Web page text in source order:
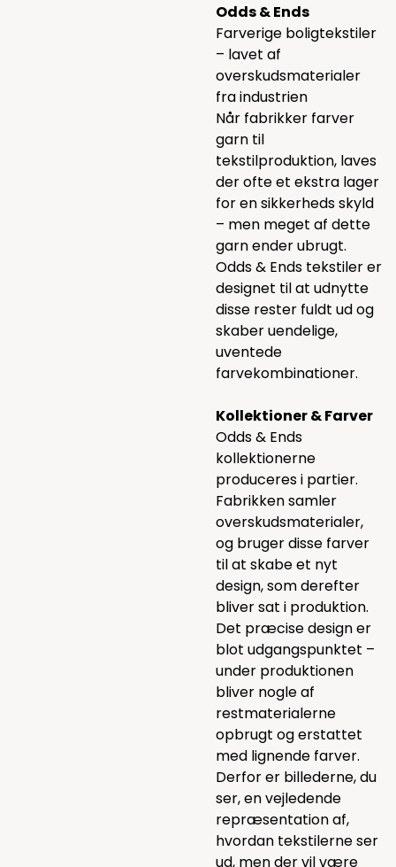
Odds & Ends
Farverige boligtekstiler
– lavet af
overskudsmaterialer
fra industrien
Når fabrikker farver
garn til
tekstilproduktion, laves
der ofte et ekstra lager
for en sikkerheds skyld
– men meget af dette
garn ender ubrugt.
Odds & Ends tekstiler er
designet til at udnytte
disse rester fuldt ud og
skaber uendelige,
uventede
farvekombinationer.
Kollektioner & Farver
Odds & Ends
kollektionerne
produceres i partier.
Fabrikken samler
overskudsmaterialer,
og bruger disse farver
til at skabe et nyt
design, som derefter
bliver sat i produktion.
Det præcise design er
blot udgangspunktet –
under produktionen
bliver nogle af
restmaterialerne
opbrugt og erstattet
med lignende farver.
Derfor er billederne, du
ser, en vejledende
repræsentation af,
hvordan tekstilerne ser
ud, men der vil være